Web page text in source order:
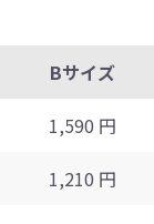
Bサイズ
1,590 円
1,210 円